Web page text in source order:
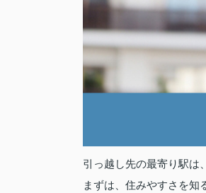
引っ越し先の最寄り駅は
まずは、住みやすさを知